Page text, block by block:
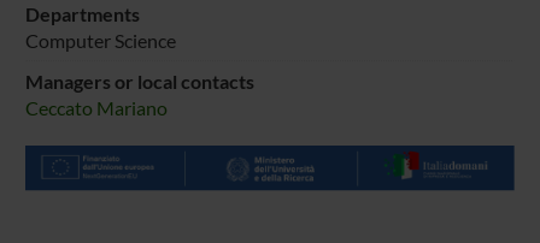
Departments
Computer Science
Managers or local contacts
Ceccato Mariano